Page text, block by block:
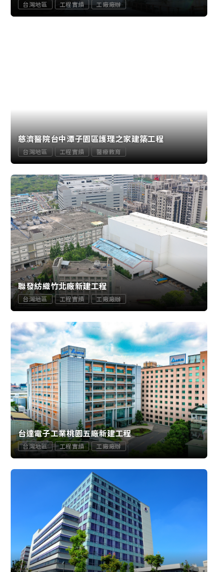
台灣地區 工程實績 工廠廠辦
慈濟醫院台中潭子園區護理之家建築工程
台灣地區 工程實績 醫療教育
聯發紡織竹北廠新建工程
台灣地區 工程實績 工廠廠辦
台達電子工業桃園五廠新建工程
台灣地區 工程實績 工廠廠辦